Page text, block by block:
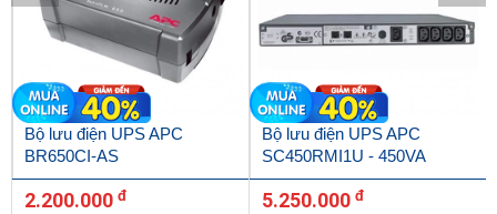
Bộ lưu điện UPS APC
BR650CI-AS
2.200.000 đ
Bộ lưu điện UPS APC
SC450RMI1U - 450VA
5.250.000 đ